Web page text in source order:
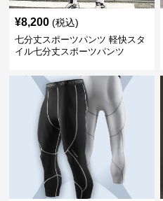
¥8,200 (税込)
七分丈スポーツパンツ 軽快スタ
イル七分丈スポーツパンツ